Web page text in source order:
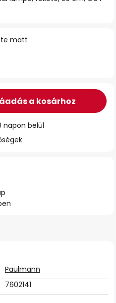
matt
a kosárhoz
napon belül
Paulmann
7602141